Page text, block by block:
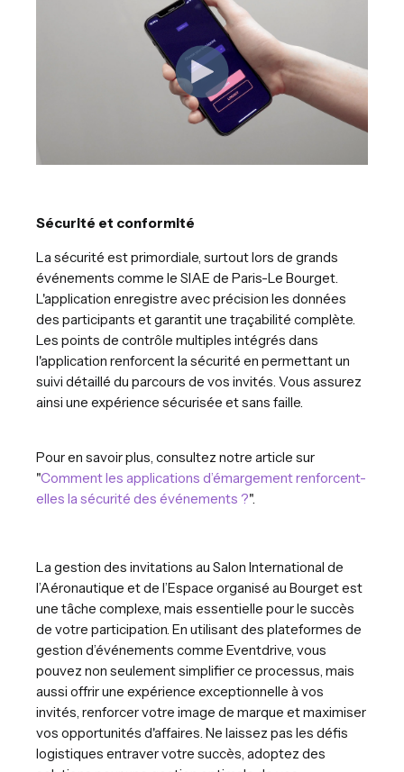
Sécurité et conformité
La sécurité est primordiale, surtout lors de grands
événements comme le SIAE de Paris-Le Bourget.
L'application enregistre avec précision les données
des participants et garantit une traçabilité complète.
Les points de contrôle multiples intégrés dans
l'application renforcent la sécurité en permettant un
suivi détaillé du parcours de vos invités. Vous assurez
ainsi une expérience sécurisée et sans faille.
Pour en savoir plus, consultez notre article sur
"Comment les applications d’émargement renforcent-
elles la sécurité des événements ?".
La gestion des invitations au Salon International de
l’Aéronautique et de l’Espace organisé au Bourget est
une tâche complexe, mais essentielle pour le succès
de votre participation. En utilisant des plateformes de
gestion d’événements comme Eventdrive, vous
pouvez non seulement simplifier ce processus, mais
aussi offrir une expérience exceptionnelle à vos
invités, renforcer votre image de marque et maximiser
vos opportunités d'affaires. Ne laissez pas les défis
logistiques entraver votre succès, adoptez des